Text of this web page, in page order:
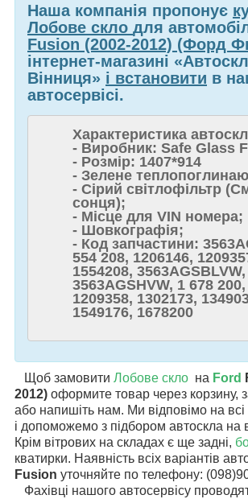
Наша компанія пропонує
Лобове скло для
Fusion (2002-2012) (Форд
інтернет-магазині
Вінниця» і встановити в
автосервісі.
Характеристика
- Виробник: Safe Glass
- Розмір: 1407*914
- Зелене
- Сірий світлофільтр
сонця);
- Місце для VIN номера;
- Шовкографія;
- Код запчастини:
554 208, 1206146,
1554208, 3563AGSBLVW,
3563AGSHVW, 1 678
1209358, 1302173,
1549176, 1678200
Щоб замовити Лобове скло на Ford
2012) оформите товар через корзину,
або напишіть нам. Ми відповімо на
і допоможемо з підбором автоскла на
Крім вітрових на складах є ще задні,
кватирки. Наявність всіх варіантів
Fusion уточняйте по телефону:
Фахівці нашого автосервісу